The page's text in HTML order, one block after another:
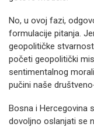
No, u ovoj fazi,
formulacije pitanja.
geopolitičke
početi geopolitički
sentimentalnog
pučini naše
Bosna i Hercegovina
dovoljno oslanjati se